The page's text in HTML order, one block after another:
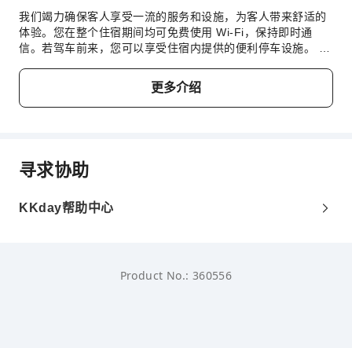
我们竭力确保客人享受一流的服务和设施，为客人带来舒适的
体验。您在整个住宿期间均可免费使用 Wi-Fi，保持即时通
信。若驾车前来，您可以享受住宿内提供的便利停车设施。 通
行需求。 请注意，为确保所有客人能够享受更新鲜的空气，住
宿内严禁吸烟。每间客房均以舒适为宗旨，提供一系列设施服
务，让您享受静谧的睡眠，同时确保您的舒适度。 部分客房提
之类的选择。 部分精选客房配有室内视频流媒体、每日报纸或
电视，以确保为客人提供娱乐。 请放心，部分客房提供冲泡咖
发现，部分客房浴室提供浴袍、毛巾或吹风机等用品，确保您
更多介绍
寻求协助
KKday帮助中心
Product No.: 360556